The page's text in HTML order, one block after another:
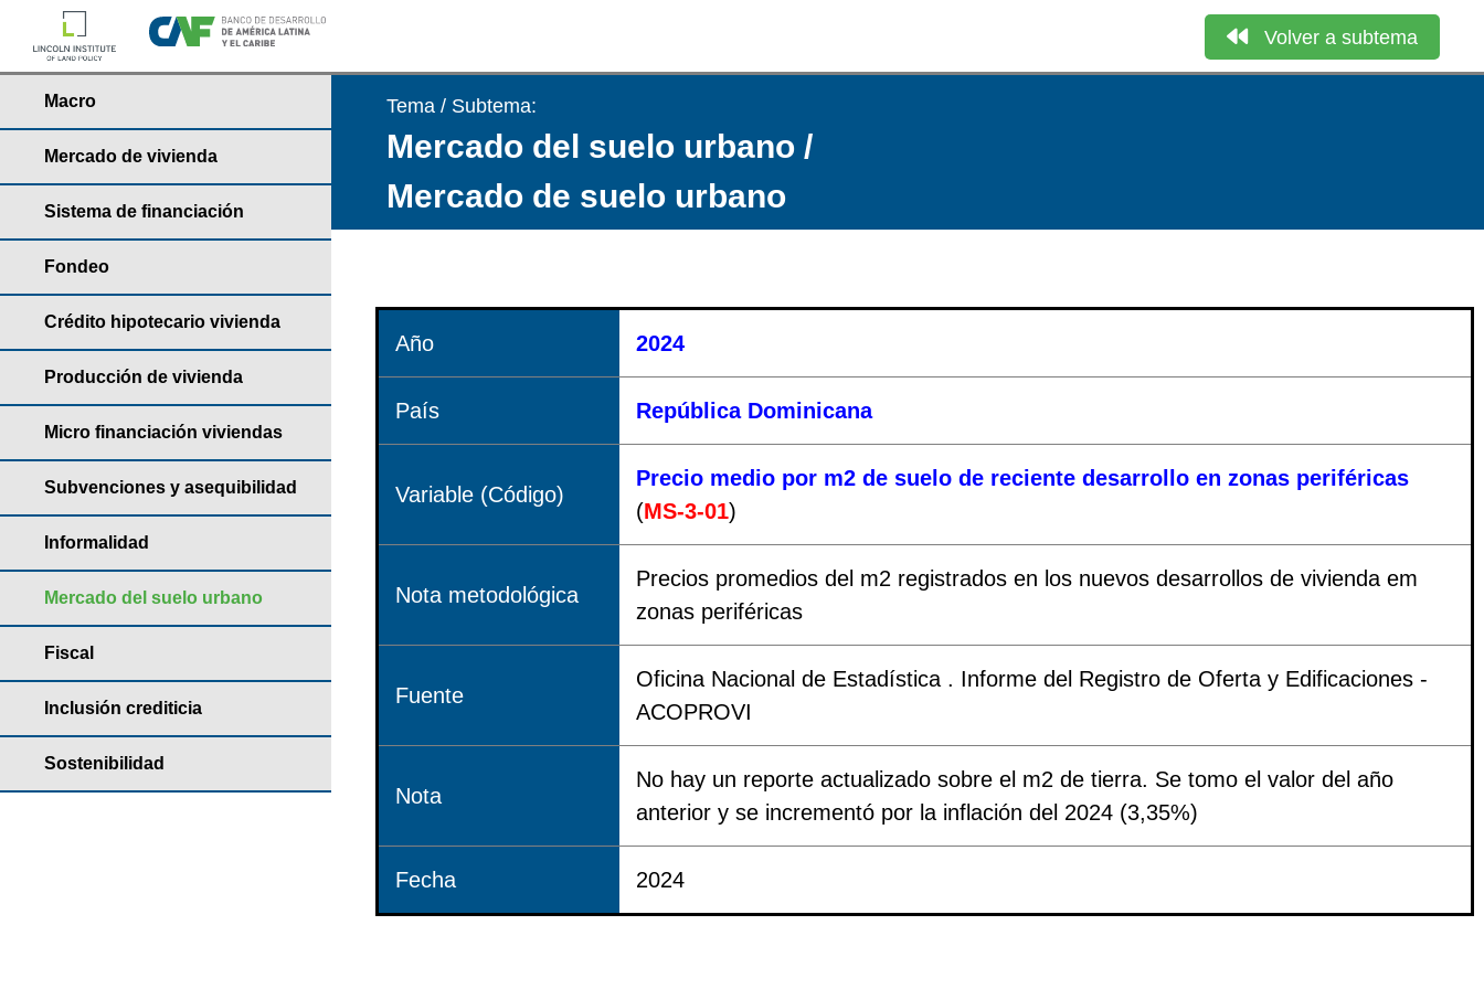
Volver a subtema
Macro
Mercado de vivienda
Sistema de financiación
Fondeo
Crédito hipotecario vivienda
Producción de vivienda
Micro financiación viviendas
Subvenciones y asequibilidad
Informalidad
Mercado del suelo urbano
Fiscal
Inclusión crediticia
Sostenibilidad
Tema / Subtema:
Mercado del suelo urbano /
Mercado de suelo urbano
Año 2024
País República Dominicana
Variable (Código)
Precio medio por m2 de suelo de reciente desarrollo en zonas periféricas
(MS-3-01)
Nota metodológica
Precios promedios del m2 registrados en los nuevos desarrollos de vivienda em
zonas periféricas
Fuente
Oficina Nacional de Estadística . Informe del Registro de Oferta y Edificaciones -
ACOPROVI
Nota
No hay un reporte actualizado sobre el m2 de tierra. Se tomo el valor del año
anterior y se incrementó por la inflación del 2024 (3,35%)
Fecha 2024